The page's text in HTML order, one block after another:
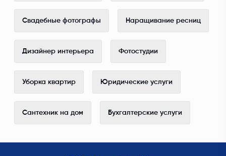
Свадебные фотографы Наращивание ресниц
Дизайнер интерьера Фотостудии
Уборка квартир Юридические услуги
Сантехник на дом Бухгалтерские услуги